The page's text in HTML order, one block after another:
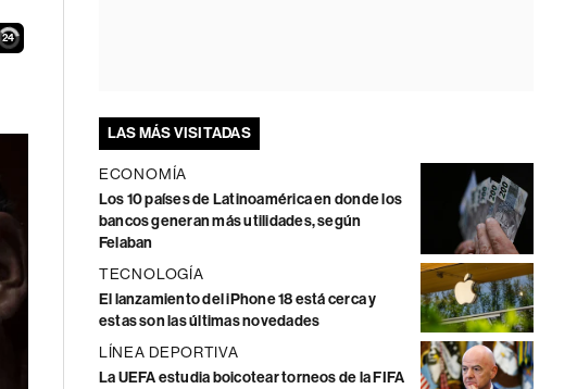
23
LAS MÁS VISITADAS
ECONOMÍA
Los 10 países de Latinoamérica en donde los
bancos generan más utilidades, según
Felaban
TECNOLOGÍA
El lanzamiento del iPhone 18 está cerca y
estas son las últimas novedades
LÍNEA DEPORTIVA
La UEFA estudia boicotear torneos de la FIFA